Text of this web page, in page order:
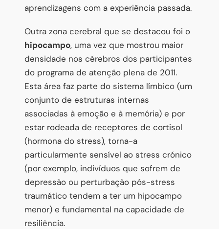
aprendizagens com a experiência passada.
Outra zona cerebral que se destacou foi o
hipocampo, uma vez que mostrou maior
densidade nos cérebros dos participantes
do programa de atenção plena de 2011.
Esta área faz parte do sistema límbico (um
conjunto de estruturas internas
associadas à emoção e à memória) e por
estar rodeada de receptores de cortisol
(hormona do stress), torna-a
particularmente sensível ao stress crónico
(por exemplo, indivíduos que sofrem de
depressão ou perturbação pós-stress
traumático tendem a ter um hipocampo
menor) e fundamental na capacidade de
resiliência.